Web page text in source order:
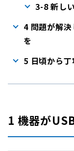
3-8 新し
4 問題が解
を
5 日頃から
1 機器が